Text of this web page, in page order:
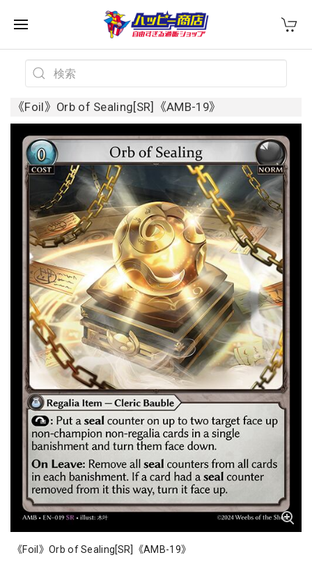
《Foil》Orb of Sealing[SR]《AMB-19》
《Foil》Orb of Sealing[SR]《AMB-19》